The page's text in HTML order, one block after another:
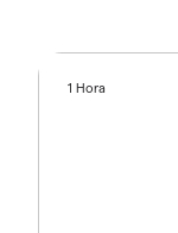
1 Hora